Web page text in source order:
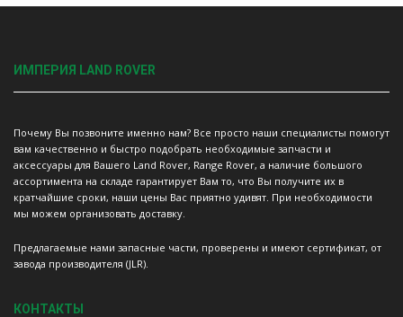
ИМПЕРИЯ LAND ROVER
Почему Вы позвоните именно нам? Все просто наши специалисты помогут
вам качественно и быстро подобрать необходимые запчасти и
аксессуары для Вашего Land Rover, Range Rover, а наличие большого
ассортимента на складе гарантирует Вам то, что Вы получите их в
кратчайшие сроки, наши цены Вас приятно удивят. При необходимости
мы можем организовать доставку.
Предлагаемые нами запасные части, проверены и имеют сертификат, от
завода производителя (JLR).
КОНТАКТЫ